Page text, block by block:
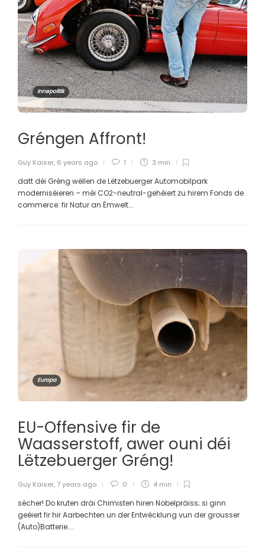
Innepolitik
Gréngen Affront!
Guy Kaiser, 6 years ago 1 3 min
datt déi Gréng wëllen de Lëtzebuerger Automobilpark
moderniséieren – méi CO2-neutral-gehéiert zu hirem Fonds de
commerce: fir Natur an Ëmwelt...
Europa
EU-Offensive fir de
Waasserstoff, awer ouni déi
Lëtzebuerger Gréng!
Guy Kaiser, 7 years ago 0 4 min
sécher! Do kruten dräi Chimisten hiren Nobelpräiss; si ginn
geéiert fir hir Aarbechten un der Entwécklung vun der grousser
(Auto)Batterie....